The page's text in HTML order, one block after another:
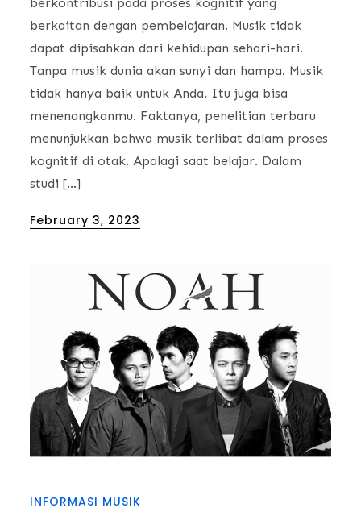
berkaitan dengan pembelajaran. Musik tidak
dapat dipisahkan dari kehidupan sehari-hari.
Tanpa musik dunia akan sunyi dan hampa. Musik
tidak hanya baik untuk Anda. Itu juga bisa
menenangkanmu. Faktanya, penelitian terbaru
menunjukkan bahwa musik terlibat dalam proses
kognitif di otak. Apalagi saat belajar. Dalam
studi […]
Posted
February 3, 2023
INFORMASI MUSIK